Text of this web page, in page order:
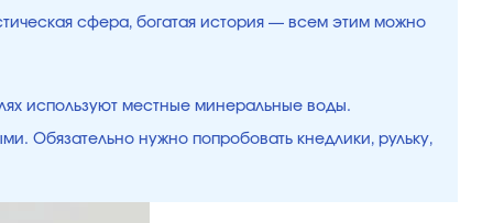
сфера, богатая история — всем этим можно
используют местные минеральные воды.
Обязательно нужно попробовать кнедлики, рульку,